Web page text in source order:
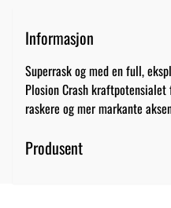
Informasjon
Superrask og med en full,
Plosion Crash
raskere og mer markante
Produsent